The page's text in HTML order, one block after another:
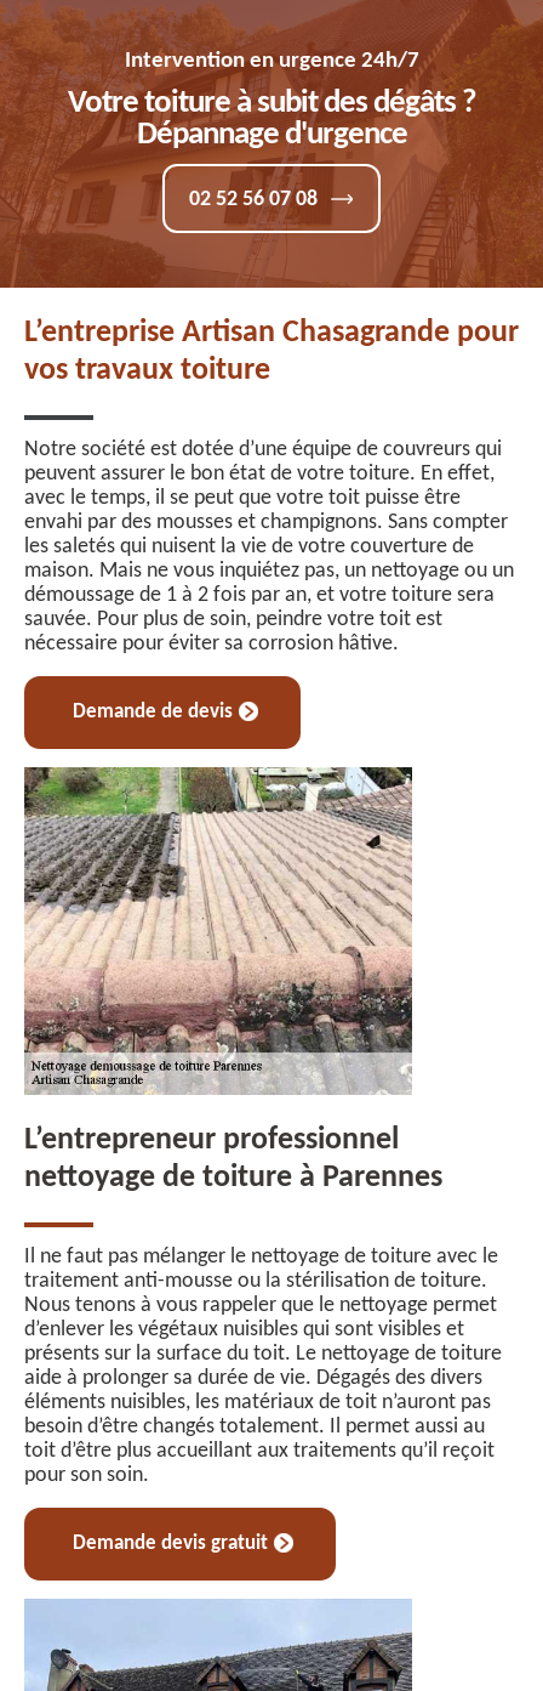
Intervention en urgence 24h/7
Votre toiture à subit des dégâts ?
Dépannage d'urgence
02 52 56 07 08
L’entreprise Artisan Chasagrande pour
vos travaux toiture
Notre société est dotée d’une équipe de couvreurs qui
peuvent assurer le bon état de votre toiture. En effet,
avec le temps, il se peut que votre toit puisse être
envahi par des mousses et champignons. Sans compter
les saletés qui nuisent la vie de votre couverture de
maison. Mais ne vous inquiétez pas, un nettoyage ou un
démoussage de 1 à 2 fois par an, et votre toiture sera
sauvée. Pour plus de soin, peindre votre toit est
nécessaire pour éviter sa corrosion hâtive.
Demande de devis
L’entrepreneur professionnel
nettoyage de toiture à Parennes
Il ne faut pas mélanger le nettoyage de toiture avec le
traitement anti-mousse ou la stérilisation de toiture.
Nous tenons à vous rappeler que le nettoyage permet
d’enlever les végétaux nuisibles qui sont visibles et
présents sur la surface du toit. Le nettoyage de toiture
aide à prolonger sa durée de vie. Dégagés des divers
éléments nuisibles, les matériaux de toit n’auront pas
besoin d’être changés totalement. Il permet aussi au
toit d’être plus accueillant aux traitements qu’il reçoit
pour son soin.
Demande devis gratuit